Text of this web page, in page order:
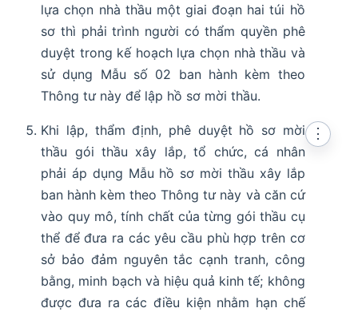
lựa chọn nhà thầu một giai đoạn hai túi hồ
sơ thì phải trình người có thẩm quyền phê
duyệt trong kế hoạch lựa chọn nhà thầu và
sử dụng Mẫu số 02 ban hành kèm theo
Thông tư này để lập hồ sơ mời thầu.
Khi lập, thẩm định, phê duyệt hồ sơ mời
thầu gói thầu xây lắp, tổ chức, cá nhân
phải áp dụng Mẫu hồ sơ mời thầu xây lắp
ban hành kèm theo Thông tư này và căn cứ
vào quy mô, tính chất của từng gói thầu cụ
thể để đưa ra các yêu cầu phù hợp trên cơ
sở bảo đảm nguyên tắc cạnh tranh, công
bằng, minh bạch và hiệu quả kinh tế; không
được đưa ra các điều kiện nhằm hạn chế
⋮